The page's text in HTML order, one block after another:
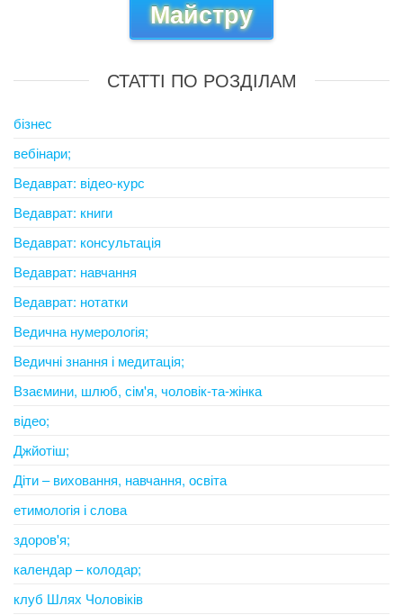
Майстру
СТАТТІ ПО РОЗДІЛАМ
бізнес
вебінари;
Ведаврат: відео-курс
Ведаврат: книги
Ведаврат: консультація
Ведаврат: навчання
Ведаврат: нотатки
Ведична нумерологія;
Ведичні знання і медитація;
Взаємини, шлюб, сім'я, чоловік-та-жінка
відео;
Джйотіш;
Діти – виховання, навчання, освіта
етимологія і слова
здоров'я;
календар – колодар;
клуб Шлях Чоловіків